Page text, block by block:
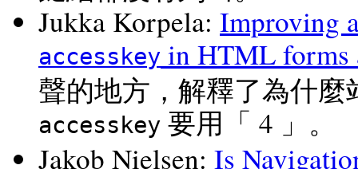
Jukka Korpela: Improving
accesskey in HTML forms
聲的地方，解釋了為什麼
accesskey 要用「 4 」。
Jakob Nielsen: Is